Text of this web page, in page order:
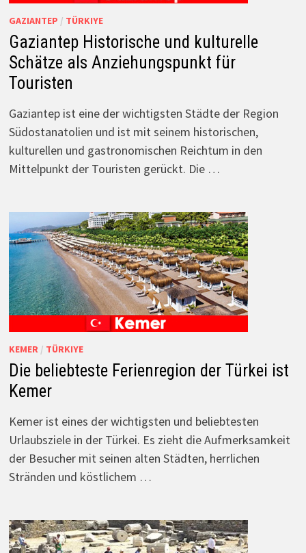
GAZIANTEP / TÜRKIYE
Gaziantep Historische und kulturelle
Schätze als Anziehungspunkt für
Touristen
Gaziantep ist eine der wichtigsten Städte der Region
Südostanatolien und ist mit seinem historischen,
kulturellen und gastronomischen Reichtum in den
Mittelpunkt der Touristen gerückt. Die …
KEMER / TÜRKIYE
Die beliebteste Ferienregion der Türkei ist
Kemer
Kemer ist eines der wichtigsten und beliebtesten
Urlaubsziele in der Türkei. Es zieht die Aufmerksamkeit
der Besucher mit seinen alten Städten, herrlichen
Stränden und köstlichem …